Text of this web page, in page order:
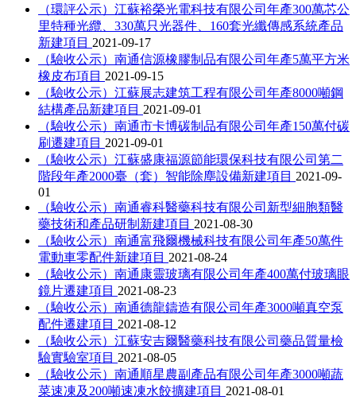
（環評公示）江蘇裕榮光電科技有限公司年產300萬芯公
里特種光纜、330萬只光器件、160套光纖傳感系統產品
新建項目 2021-09-17
（驗收公示）南通信源橡膠制品有限公司年產5萬平方米
橡皮布項目 2021-09-15
（驗收公示）江蘇展志建筑工程有限公司年產8000噸鋼
結構產品新建項目 2021-09-01
（驗收公示）南通市卡博碳制品有限公司年產150萬付碳
刷遷建項目 2021-09-01
（驗收公示）江蘇盛康福源節能環保科技有限公司第二
階段年產2000臺（套）智能除塵設備新建項目 2021-09-
01
（驗收公示）南通睿科醫藥科技有限公司新型細胞類醫
藥技術和產品研制新建項目 2021-08-30
（驗收公示）南通富飛爾機械科技有限公司年產50萬件
電動車零配件新建項目 2021-08-24
（驗收公示）南通康靈玻璃有限公司年產400萬付玻璃眼
鏡片遷建項目 2021-08-23
（驗收公示）南通德龍鑄造有限公司年產3000噸真空泵
配件遷建項目 2021-08-12
（驗收公示）江蘇安吉爾醫藥科技有限公司藥品質量檢
驗實驗室項目 2021-08-05
（驗收公示）南通順星農副產品有限公司年產3000噸蔬
菜速凍及200噸速凍水餃擴建項目 2021-08-01